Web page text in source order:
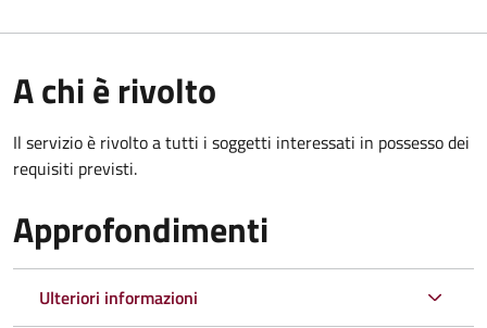
A chi è rivolto
Il servizio è rivolto a tutti i soggetti interessati in possesso dei
requisiti previsti.
Approfondimenti
Ulteriori informazioni